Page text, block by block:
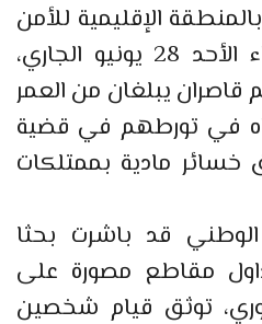
الإقليمية للأمن
بمدينة ابن جرير، مساء الأحد 28 يونيو الجاري،
يبلغان من العمر
في تورطهم في قضية
خسائر مادية بممتلكات
قد باشرت بحثا
مقاطع مصورة على
توثق قيام شخصين